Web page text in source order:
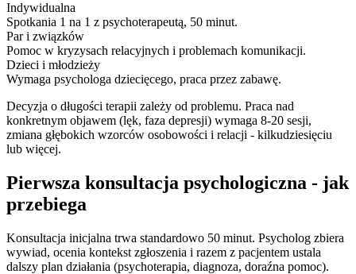
Indywidualna
Spotkania 1 na 1 z psychoterapeutą, 50 minut.
Par i związków
Pomoc w kryzysach relacyjnych i problemach komunikacji.
Dzieci i młodzieży
Wymaga psychologa dziecięcego, praca przez zabawę.
Decyzja o długości terapii zależy od problemu. Praca nad
konkretnym objawem (lęk, faza depresji) wymaga 8-20 sesji,
zmiana głębokich wzorców osobowości i relacji - kilkudziesięciu
lub więcej.
Pierwsza konsultacja psychologiczna - jak
przebiega
Konsultacja inicjalna trwa standardowo 50 minut. Psycholog zbiera
wywiad, ocenia kontekst zgłoszenia i razem z pacjentem ustala
dalszy plan działania (psychoterapia, diagnoza, doraźna pomoc).